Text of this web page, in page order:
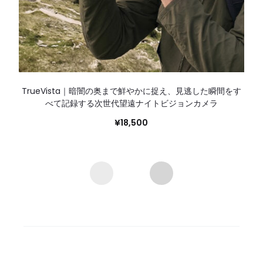
TrueVista｜暗闇の奥まで鮮やかに捉え、見逃した瞬間をす
べて記録する次世代望遠ナイトビジョンカメラ
¥18,500